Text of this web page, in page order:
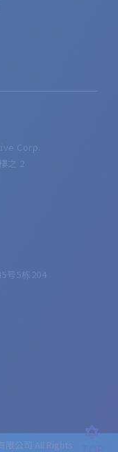
Corp.
之 2
号5栋204
限公司 All Rights